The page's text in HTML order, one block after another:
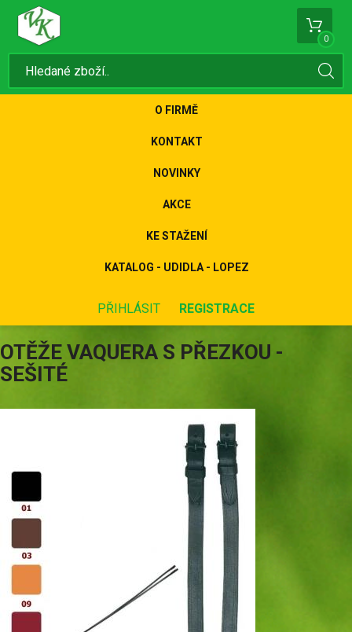
0
O FIRMĚ
KONTAKT
NOVINKY
AKCE
KE STAŽENÍ
KATALOG - UDIDLA - LOPEZ
PŘIHLÁSIT REGISTRACE
OTĚŽE VAQUERA S PŘEZKOU -
SEŠITÉ